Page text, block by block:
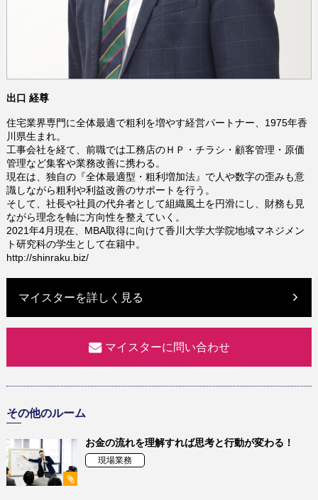
出口 経尊
住宅業界専門に全体最適で粗利を増やす経営パートナー、1975年香
川県生まれ。
工事会社を経て、前職では工務店のＨＰ・チラシ・顧客管理・原価
管理など集客や業務改善に携わる。
現在は、独自の『全体最適型・粗利増加法』で人や数字の歪みも意
識しながら粗利や利益改善のサポートを行う。
そして、社長や社員の代弁者として組織風土を円滑にし、財務も見
ながら理念を軸に方向性を整えていく。
2021年4月現在、MBA取得に向けて香川大学大学院地域マネジメン
ト研究科の学生として在籍中。
http://shinraku.biz/
マイスターを詳しく見る
マイスターに問い合わせ
その他のルーム
お金の流れを理解すれば思考と行動が変わる！
現場業務